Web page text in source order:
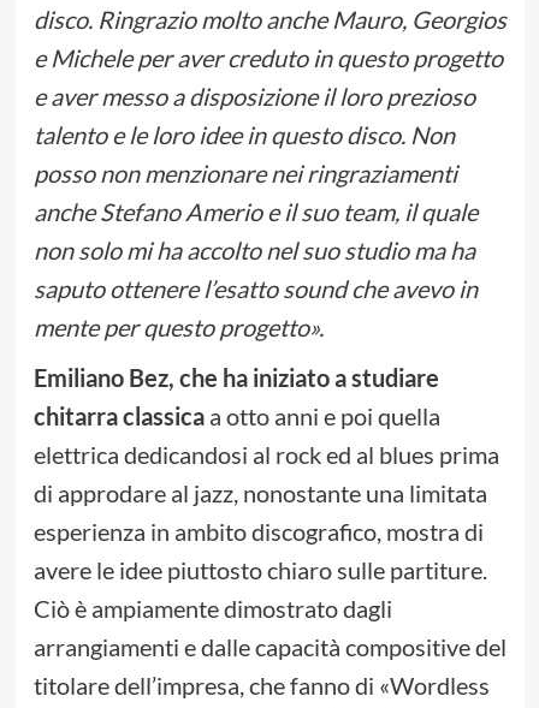
disco. Ringrazio molto anche Mauro, Georgios
e Michele per aver creduto in questo progetto
e aver messo a disposizione il loro prezioso
talento e le loro idee in questo disco. Non
posso non menzionare nei ringraziamenti
anche Stefano Amerio e il suo team, il quale
non solo mi ha accolto nel suo studio ma ha
saputo ottenere l’esatto sound che avevo in
mente per questo progetto».
Emiliano Bez, che ha iniziato a studiare
chitarra classicaa otto anni e poi quella
elettrica dedicandosi al rock ed al blues prima
di approdare al jazz, nonostante una limitata
esperienza in ambito discografico, mostra di
avere le idee piuttosto chiaro sulle partiture.
Ciò è ampiamente dimostrato dagli
arrangiamenti e dalle capacità compositive del
titolare dell’impresa, che fanno di «Wordless